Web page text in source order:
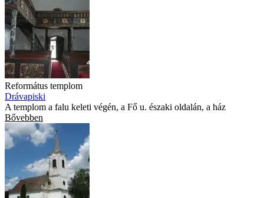
Református templom
Drávapiski
A templom a falu keleti végén, a Fő u. északi oldalán, a ház
Bővebben